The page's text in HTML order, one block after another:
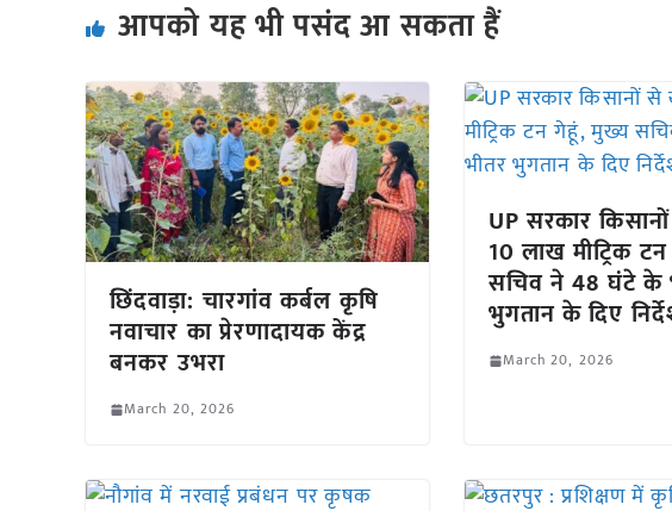
आपको यह भी पसंद आ सकता हैं
छिंदवाड़ा: चारगांव कर्बल कृषि
नवाचार का प्रेरणादायक केंद्र
बनकर उभरा
March 20, 2026
UP सरकार
10 लाख मीट्रिक
सचिव ने 48 घंटे के
भुगतान के दिए
March 20, 2026